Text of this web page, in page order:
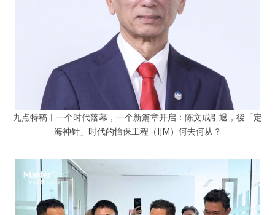
九点特稿︱一个时代落幕，一个新篇章开启：陈文成引退，後「定
海神针」时代的怡保工程（IJM）何去何从？